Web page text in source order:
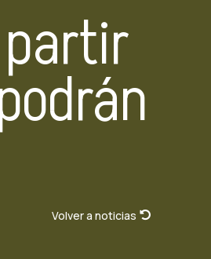
partir
Volver a noticias